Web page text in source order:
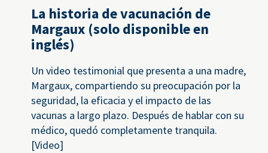
La historia de vacunación de
Margaux (solo disponible en
inglés)
Un video testimonial que presenta a una madre,
Margaux, compartiendo su preocupación por la
seguridad, la eficacia y el impacto de las
vacunas a largo plazo. Después de hablar con su
médico, quedó completamente tranquila.
[Video]